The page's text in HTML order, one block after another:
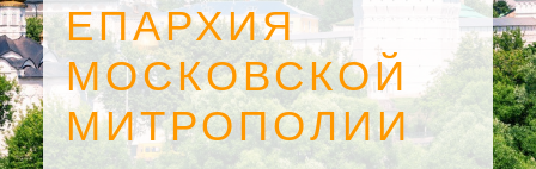
ЕПАРХИЯ
МОСКОВСКОЙ
МИТРОПОЛИИ